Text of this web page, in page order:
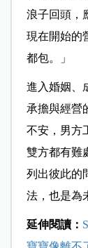
浪子回頭，
現在開始的
都包。」
進入婚姻、
承擔與經營
不安，男方
雙方都有難
列出彼此的
法，也是為
延伸閱讀：